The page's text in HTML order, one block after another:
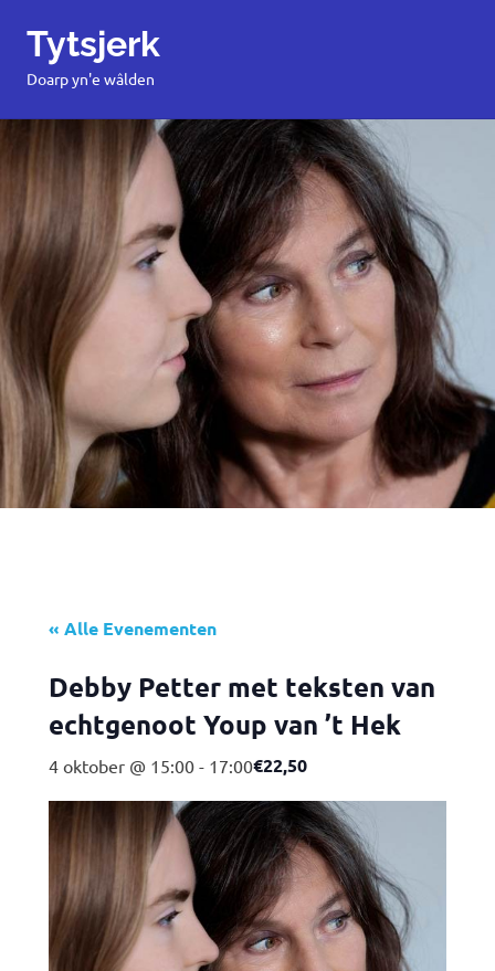
naar
inhoud
Tytsjerk
Doarp yn'e wâlden
« Alle Evenementen
Debby Petter met teksten van
echtgenoot Youp van ’t Hek
4 oktober @ 15:00 - 17:00€22,50